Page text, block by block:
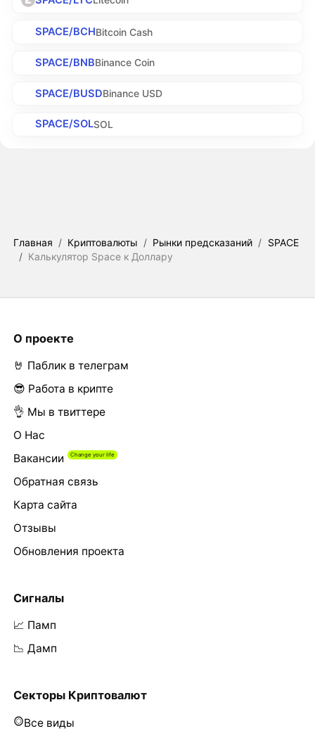
SPACE/BCHBitcoin Cash
SPACE/BNBBinance Coin
SPACE/BUSDBinance USD
SPACE/SOLSOL
Главная / Криптовалюты / Рынки предсказаний / SPACE
/ Калькулятор Space к Доллару
О проекте
🤘 Паблик в телеграм
😎 Работа в крипте
👌 Мы в твиттере
О Нас
Вакансии
Обратная связь
Карта сайта
Отзывы
Обновления проекта
Сигналы
📈 Памп
📉 Дамп
Секторы Криптовалют
Все виды